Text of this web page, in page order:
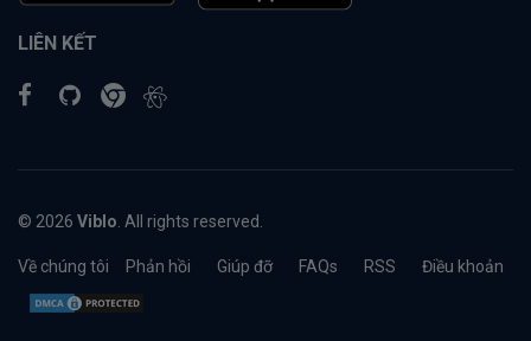
LIÊN KẾT
© 2026 Viblo . All rights reserved.
Về chúng tôi Phản hồi Giúp đỡ FAQs RSS Điều khoản